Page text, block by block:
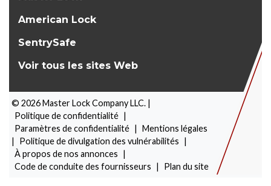
SÉLECTEUR DE PRODUITS
American Lock
SentrySafe
Voir tous les sites Web
© 2026Master Lock Company LLC. |
Politique de confidentialité |
Paramètres de confidentialité | Mentions légales
|
Politique de divulgation des vulnérabilités |
À propos de nos annonces |
Code de conduite des fournisseurs | Plan du site